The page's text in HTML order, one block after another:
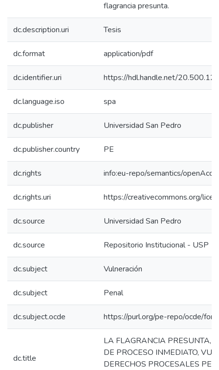
flagrancia presunta.
dc.description.uri Tesis
dc.format application/pdf
dc.identifier.uri https://hdl.handle.net/
dc.language.iso spa
dc.publisher Universidad San Pedro
dc.publisher.country PE
dc.rights info:eu-repo/semantics/
dc.rights.uri https://creativecommons.org/
dc.source Universidad San Pedro
dc.source Repositorio Institucional - USP
dc.subject Vulneración
dc.subject Penal
dc.subject.ocde https://purl.org/pe-repo/ocde/
dc.title
LA FLAGRANCIA PRESUNTA,
DE PROCESO INMEDIATO,
DERECHOS PROCESALES